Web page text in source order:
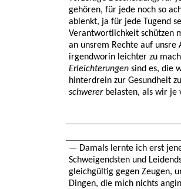
gehören, für jede noch so
ablenkt, ja für jede Tugend
Verantwortlichkeit schützen
an unsrem Rechte auf
irgendworin leichter zu
Erleichterungensind es, die
hinterdrein zur Gesundheit
schwererbelasten, als wir je
— Damals lernte ich erst
Schweigendsten und
gleichgültig gegen Zeugen,
Dingen, die mich nichts